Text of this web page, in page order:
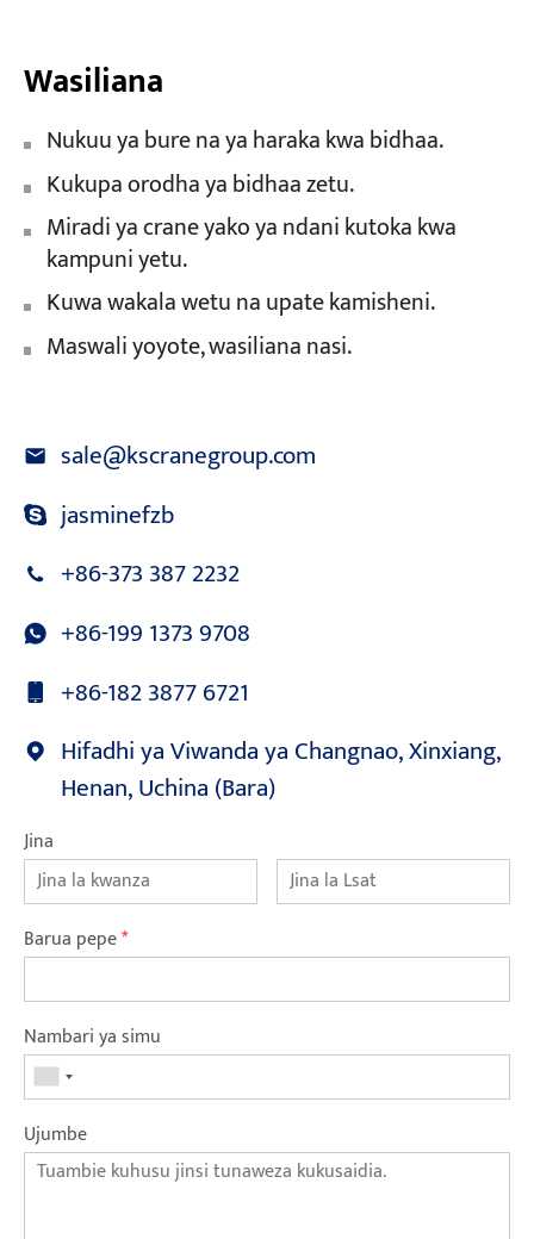
Wasiliana
Nukuu ya bure na ya haraka kwa bidhaa.
Kukupa orodha ya bidhaa zetu.
Miradi ya crane yako ya ndani kutoka kwa
kampuni yetu.
Kuwa wakala wetu na upate kamisheni.
Maswali yoyote, wasiliana nasi.
sale@kscranegroup.com
jasminefzb
+86-373 387 2232
+86-199 1373 9708
+86-182 3877 6721
Hifadhi ya Viwanda ya Changnao, Xinxiang,
Henan, Uchina (Bara)
Jina
Barua pepe*
Nambari ya simu
Ujumbe